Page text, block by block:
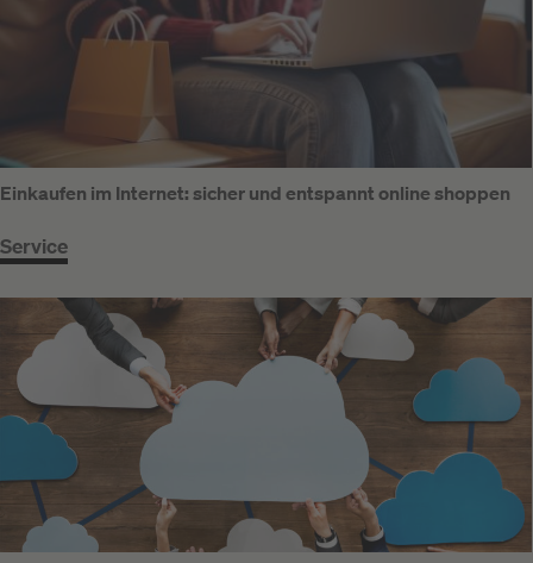
Einkaufen im Internet: sicher und entspannt online shoppen
Service